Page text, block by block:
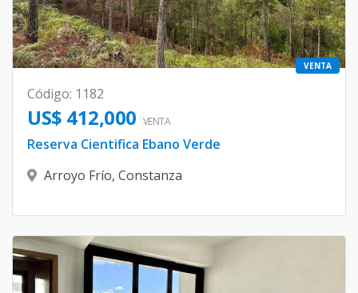
VENTA
Código: 1182
US$ 412,000 VENTA
Reserva Cientifica Ebano Verde
Arroyo Frío, Constanza